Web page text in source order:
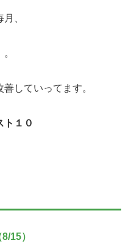
、
していってます。
ト１０
15）